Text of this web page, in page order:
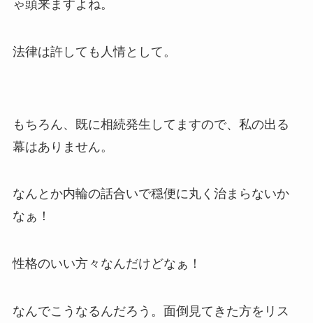
ゃ頭来ますよね。
法律は許しても人情として。
もちろん、既に相続発生してますので、私の出る
幕はありません。
なんとか内輪の話合いで穏便に丸く治まらないか
なぁ！
性格のいい方々なんだけどなぁ！
なんでこうなるんだろう。面倒見てきた方をリス